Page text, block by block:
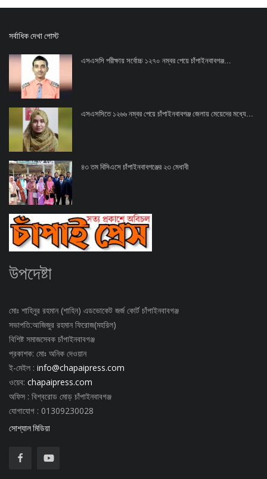
সর্বাধিক দেখা পোস্ট
এসএসসি পরীক্ষায় সর্বোচ্চ ১২৭০ নম্বর পেয়ে চাঁপাইনবাবগঞ্জ...
এসএসসিতে ১২৬৬ নম্বর পেয়ে চাঁপাইনবাবগঞ্জ জেলায় মেয়েদের মধ্যে...
৪৩ তম বিসিএসে চাঁপাইনবাবগঞ্জের ২৩ মেধাবী
উপদেষ্টা
মোঃ শাহিনুর রহমান (শাহিন) এডভোকেট জর্জ কোর্ট চাঁপাইনবাবগঞ্জ
সভাপতি:আজিজুর রহমান ফিরোজ(মহরিল)
বিশিষ্ট সমাজসেবক চাঁপাইনবাবগঞ্জ
প্রকাশক: মোঃ অনিক দেওয়ান
ই-মেইল : info@chapaipress.com
ওয়েব: chapaipress.com
অফিস : বিশ্বরোড মোড় চাঁপাইনবাবগঞ্জ
যোগাযোগ : 01309230028
সোশ্যাল মিডিয়া